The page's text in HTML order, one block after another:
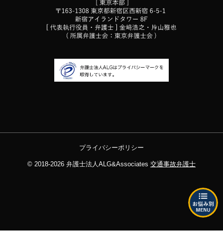
プライバシーポリシー
© 2018-2026 弁護士法人ALG&Associates 交通事故弁護士